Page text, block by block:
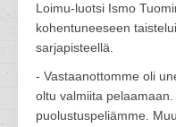
Loimu-luotsi Ismo
kohentuneeseen
sarjapisteellä.
- Vastaanottomme oli
oltu valmiita
puolustuspeliämme.